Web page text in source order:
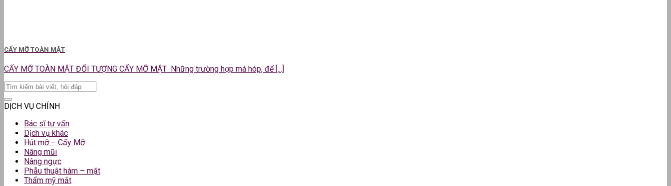
CẤY MỠ TOÀN MẶT
CẤY MỠ TOÀN MẶT ĐỐI TƯỢNG CẤY MỠ MẶT Những trường hợp má hóp, để [...]
DỊCH VỤ CHÍNH
Bác sĩ tư vấn
Dịch vụ khác
Hút mỡ – Cấy Mỡ
Nâng mũi
Nâng ngực
Phẫu thuật hàm – mặt
Thẩm mỹ mắt